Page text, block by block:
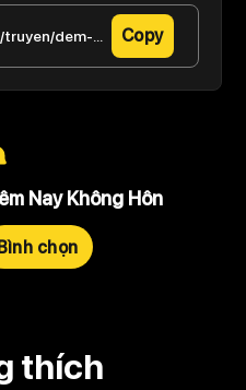
https://saigontoon.com/truyen/dem-nay-khong-hon/thong-bao-2 Copy
Nay Không Hôn
Bình chọn
thích